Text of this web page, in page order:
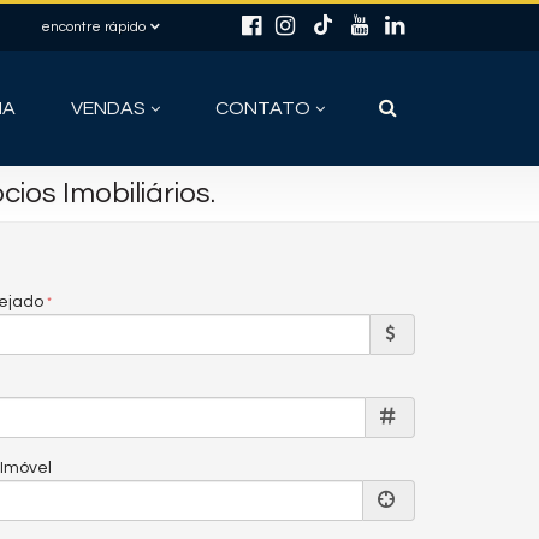
encontre rápido
VENDAS CONTATO
Imobiliários.